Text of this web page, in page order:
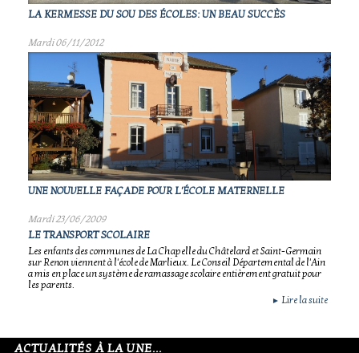
LA KERMESSE DU SOU DES ÉCOLES: UN BEAU SUCCÈS
Mardi 06/11/2012
UNE NOUVELLE FAÇADE POUR L'ÉCOLE MATERNELLE
Mardi 23/06/2009
LE TRANSPORT SCOLAIRE
Les enfants des communes de La Chapelle du Châtelard et Saint-Germain
sur Renon viennent à l'école de Marlieux. Le Conseil Départemental de l'Ain
a mis en place un système de ramassage scolaire entièrement gratuit pour
les parents.
► Lire la suite
ACTUALITÉS À LA UNE...